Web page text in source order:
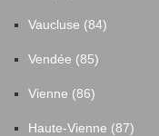
Vaucluse (84)
Vendée (85)
Vienne (86)
Haute-Vienne (87)